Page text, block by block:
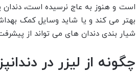
است و هنوز به عاج نرسیده است،
بهتر می کند و یا شاید وسایل کمک
شیار بندی دندان های می تواند از
چگونه از لیزر در